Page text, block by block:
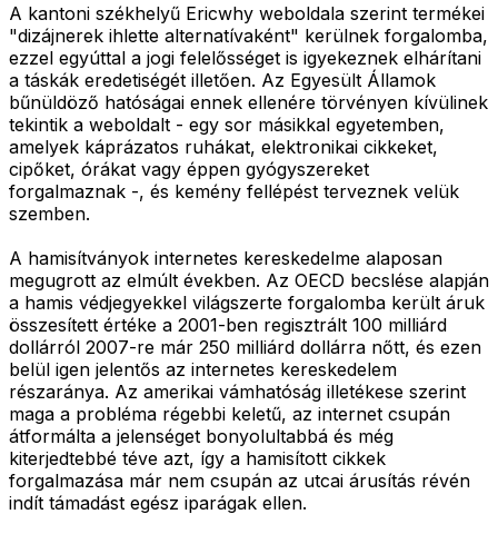
A kantoni székhelyű Ericwhy weboldala szerint termékei
"dizájnerek ihlette alternatívaként" kerülnek forgalomba,
ezzel egyúttal a jogi felelősséget is igyekeznek elhárítani
a táskák eredetiségét illetően. Az Egyesült Államok
bűnüldöző hatóságai ennek ellenére törvényen kívülinek
tekintik a weboldalt - egy sor másikkal egyetemben,
amelyek káprázatos ruhákat, elektronikai cikkeket,
cipőket, órákat vagy éppen gyógyszereket
forgalmaznak -, és kemény fellépést terveznek velük
szemben.
A hamisítványok internetes kereskedelme alaposan
megugrott az elmúlt években. Az OECD becslése alapján
a hamis védjegyekkel világszerte forgalomba került áruk
összesített értéke a 2001-ben regisztrált 100 milliárd
dollárról 2007-re már 250 milliárd dollárra nőtt, és ezen
belül igen jelentős az internetes kereskedelem
részaránya. Az amerikai vámhatóság illetékese szerint
maga a probléma régebbi keletű, az internet csupán
átformálta a jelenséget bonyolultabbá és még
kiterjedtebbé téve azt, így a hamisított cikkek
forgalmazása már nem csupán az utcai árusítás révén
indít támadást egész iparágak ellen.